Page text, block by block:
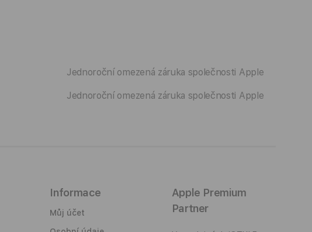
Jednoroční omezená záruka společnosti Apple
Jednoroční omezená záruka společnosti Apple
Informace
Můj účet
Apple Premium
Partner